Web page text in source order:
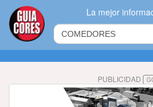
La mejor
PUBLICIDAD